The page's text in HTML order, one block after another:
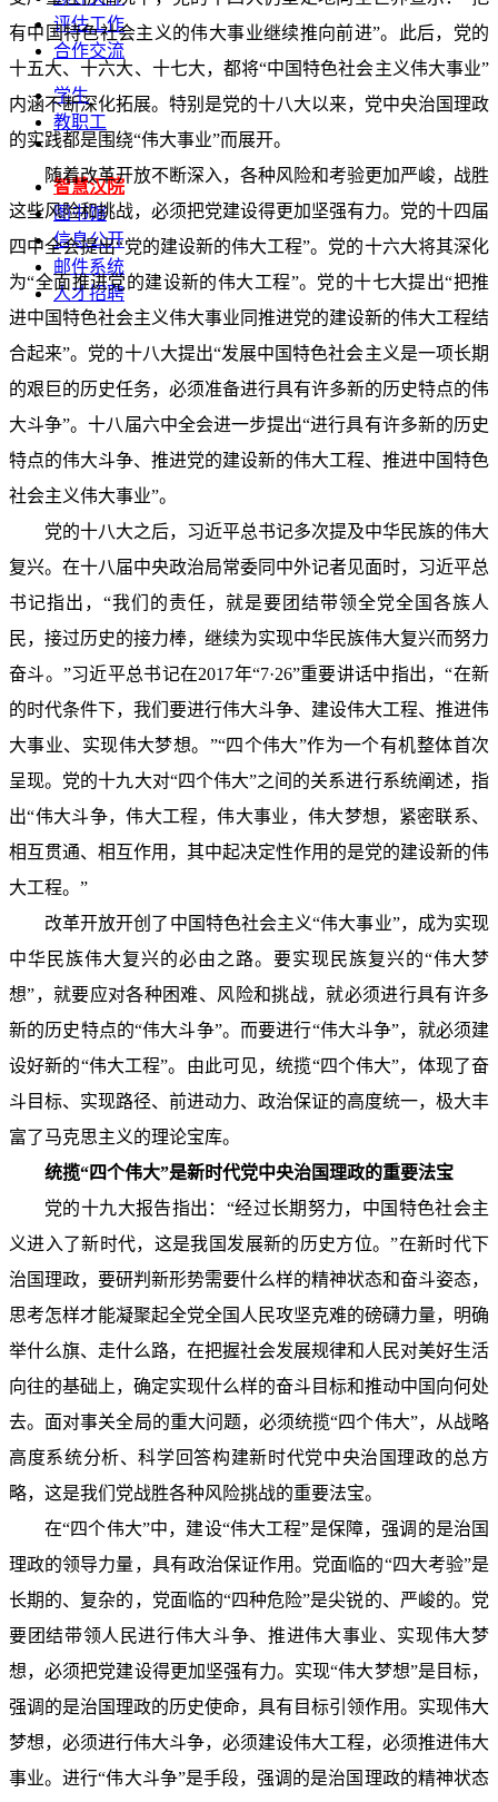
评估工作
合作交流
学生
教职工
智慧汉院
图书馆
信息公开
邮件系统
人才招聘
有中国特色社会主义的伟大事业继续推向前进”。此后，党的
十五大、十六大、十七大，都将“中国特色社会主义伟大事业”
内涵不断深化拓展。特别是党的十八大以来，党中央治国理政
的实践都是围绕“伟大事业”而展开。
随着改革开放不断深入，各种风险和考验更加严峻，战胜
这些风险和挑战，必须把党建设得更加坚强有力。党的十四届
四中全会提出“党的建设新的伟大工程”。党的十六大将其深化
为“全面推进党的建设新的伟大工程”。党的十七大提出“把推
进中国特色社会主义伟大事业同推进党的建设新的伟大工程结
合起来”。党的十八大提出“发展中国特色社会主义是一项长期
的艰巨的历史任务，必须准备进行具有许多新的历史特点的伟
大斗争”。十八届六中全会进一步提出“进行具有许多新的历史
特点的伟大斗争、推进党的建设新的伟大工程、推进中国特色
社会主义伟大事业”。
党的十八大之后，习近平总书记多次提及中华民族的伟大
复兴。在十八届中央政治局常委同中外记者见面时，习近平总
书记指出，“我们的责任，就是要团结带领全党全国各族人
民，接过历史的接力棒，继续为实现中华民族伟大复兴而努力
奋斗。”习近平总书记在2017年“7·26”重要讲话中指出，“在新
的时代条件下，我们要进行伟大斗争、建设伟大工程、推进伟
大事业、实现伟大梦想。”“四个伟大”作为一个有机整体首次
呈现。党的十九大对“四个伟大”之间的关系进行系统阐述，指
出“伟大斗争，伟大工程，伟大事业，伟大梦想，紧密联系、
相互贯通、相互作用，其中起决定性作用的是党的建设新的伟
大工程。”
改革开放开创了中国特色社会主义“伟大事业”，成为实现
中华民族伟大复兴的必由之路。要实现民族复兴的“伟大梦
想”，就要应对各种困难、风险和挑战，就必须进行具有许多
新的历史特点的“伟大斗争”。而要进行“伟大斗争”，就必须建
设好新的“伟大工程”。由此可见，统揽“四个伟大”，体现了奋
斗目标、实现路径、前进动力、政治保证的高度统一，极大丰
富了马克思主义的理论宝库。
统揽“四个伟大”是新时代党中央治国理政的重要法宝
党的十九大报告指出：“经过长期努力，中国特色社会主
义进入了新时代，这是我国发展新的历史方位。”在新时代下
治国理政，要研判新形势需要什么样的精神状态和奋斗姿态，
思考怎样才能凝聚起全党全国人民攻坚克难的磅礴力量，明确
举什么旗、走什么路，在把握社会发展规律和人民对美好生活
向往的基础上，确定实现什么样的奋斗目标和推动中国向何处
去。面对事关全局的重大问题，必须统揽“四个伟大”，从战略
高度系统分析、科学回答构建新时代党中央治国理政的总方
略，这是我们党战胜各种风险挑战的重要法宝。
在“四个伟大”中，建设“伟大工程”是保障，强调的是治国
理政的领导力量，具有政治保证作用。党面临的“四大考验”是
长期的、复杂的，党面临的“四种危险”是尖锐的、严峻的。党
要团结带领人民进行伟大斗争、推进伟大事业、实现伟大梦
想，必须把党建设得更加坚强有力。实现“伟大梦想”是目标，
强调的是治国理政的历史使命，具有目标引领作用。实现伟大
梦想，必须进行伟大斗争，必须建设伟大工程，必须推进伟大
事业。进行“伟大斗争”是手段，强调的是治国理政的精神状态